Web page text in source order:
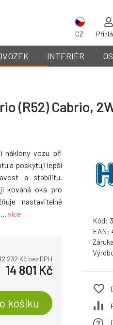
CZ
INTERIÉR
(R52) Cabrio,
náklony vozu při
a poskytují lepší
a stabilitu.
kovaná oka pro
nastavitelné
více
12 232 Kč bez DPH
14 801 Kč
košíku
Kód:
EAN: